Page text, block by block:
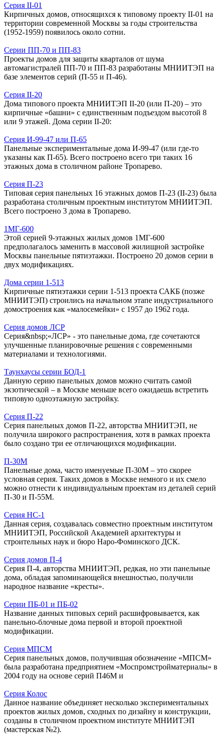
Серия II-01
Кирпичных домов, относящихся к типовому проекту II-01 на
территории современной Москвы за годы строительства
(1952-1959) появилось около сотни.
Серии ПП-70 и ПП-83
Проекты домов для защиты кварталов от шума
автомагистралей ПП-70 и ПП-83 разработаны МНИИТЭП на
базе элементов серий (П-55 и П-46).
Серия II-20
Дома типового проекта МНИИТЭП II-20 (или П-20) – это
кирпичные «башни» с единственным подъездом высотой 8
или 9 этажей. Дома серии II-20:
Серия И-99-47 или П-65
Панельные экспериментальные дома И-99-47 (или где-то
указаны как П-65). Всего построено всего три таких 16
этажных дома в столичном районе Тропарево.
Серия П-23
Типовая серия панельных 16 этажных домов П-23 (II-23) была
разработана столичным проектным институтом МНИИТЭП.
Всего построено 3 дома в Тропарево.
1МГ-600
Этой серией 9-этажных жилых домов 1МГ-600
предполагалось заменить в массовой жилищной застройке
Москвы панельные пятиэтажки. Построено 20 домов серии в
двух модификациях.
Дома серии 1-513
Кирпичные пятиэтажки серии 1-513 проекта САКБ (позже
МНИИТЭП) строились на начальном этапе индустриального
домостроения как «малосемейки» с 1957 до 1962 года.
Серия домов ЛСР
Серия&nbsp;«ЛСР» - это панельные дома, где сочетаются
улучшенные планировочные решения с современными
материалами и технологиями.
Таунхаусы серии БОД-1
Данную серию панельных домов можно считать самой
экзотической – в Москве меньше всего ожидаешь встретить
типовую одноэтажную застройку.
Серия П-22
Серия панельных домов П-22, авторства МНИИТЭП, не
получила широкого распространения, хотя в рамках проекта
было создано три ее отличающихся модификации.
П-30М
Панельные дома, часто именуемые П-30М – это скорее
условная серия. Таких домов в Москве немного и их смело
можно отнести к индивидуальным проектам из деталей серий
П-30 и П-55М.
Серия НС-1
Данная серия, создавалась совместно проектным институтом
МНИИТЭП, Российской Академией архитектуры и
строительных наук и бюро Наро-Фоминского ДСК.
Серия домов П-4
Серия П-4, авторства МНИИТЭП, редкая, но эти панельные
дома, обладая запоминающейся внешностью, получили
народное название «кресты».
Серии ПБ-01 и ПБ-02
Название данных типовых серий расшифровывается, как
панельно-блочные дома первой и второй проектной
модификации.
Серия МПСМ
Серия панельных домов, получившая обозначение «МПСМ»
была разработана предприятием «Моспромстройматериалы» в
2004 году на основе серий П46М и
Серия Колос
Данное название объединяет несколько экспериментальных
проектов жилых домов, сходных по дизайну и конструкции,
созданы в столичном проектном институте МНИИТЭП
(мастерская №2).